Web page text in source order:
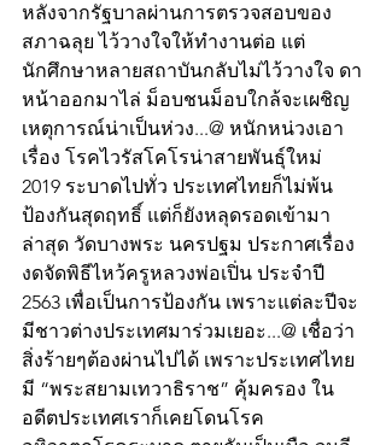
หลังจากรัฐบาลผ่านการตรวจสอบของ
สภาฉลุย ไว้วางใจให้ทำงานต่อ แต่
นักศึกษาหลายสถาบันกลับไม่ไว้วางใจ ดา
หน้าออกมาไล่ ม็อบชนม็อบใกล้จะเผชิญ
เหตุการณ์น่าเป็นห่วง...@ หนักหน่วงเอา
เรื่อง โรคไวรัสโคโรน่าสายพันธุ์ใหม่
2019 ระบาดไปทั่ว ประเทศไทยก็ไม่พ้น
ป้องกันสุดฤทธิ์ แต่ก็ยังหลุดรอดเข้ามา
ล่าสุด วัดบางพระ นครปฐม ประกาศเรื่อง
งดจัดพิธีไหว้ครูหลวงพ่อเปิ่น ประจำปี
2563 เพื่อเป็นการป้องกัน เพราะแต่ละปีจะ
มีชาวต่างประเทศมาร่วมเยอะ...@ เชื่อว่า
สิ่งร้ายๆต้องผ่านไปได้ เพราะประเทศไทย
มี “พระสยามเทวาธิราช” คุ้มครอง ใน
อดีตประเทศเราก็เคยโดนโรค